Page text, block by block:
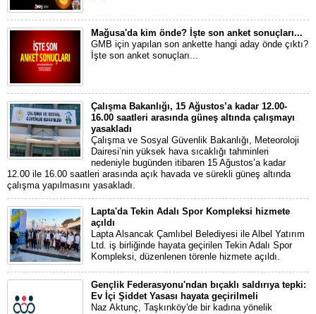
Mağusa'da kim önde? İşte son anket sonuçları...
GMB için yapılan son ankette hangi aday önde çıktı?
İşte son anket sonuçları...
Çalışma Bakanlığı, 15 Ağustos’a kadar 12.00-
16.00 saatleri arasında güneş altında çalışmayı
yasakladı
Çalışma ve Sosyal Güvenlik Bakanlığı, Meteoroloji
Dairesi’nin yüksek hava sıcaklığı tahminleri
nedeniyle bugünden itibaren 15 Ağustos’a kadar
12.00 ile 16.00 saatleri arasında açık havada ve sürekli güneş altında
çalışma yapılmasını yasakladı.
Lapta'da Tekin Adalı Spor Kompleksi hizmete
açıldı
Lapta Alsancak Çamlıbel Belediyesi ile Albel Yatırım
Ltd. iş birliğinde hayata geçirilen Tekin Adalı Spor
Kompleksi, düzenlenen törenle hizmete açıldı.
Gençlik Federasyonu'ndan bıçaklı saldırıya tepki:
Ev İçi Şiddet Yasası hayata geçirilmeli
Naz Aktunç, Taşkınköy'de bir kadına yönelik